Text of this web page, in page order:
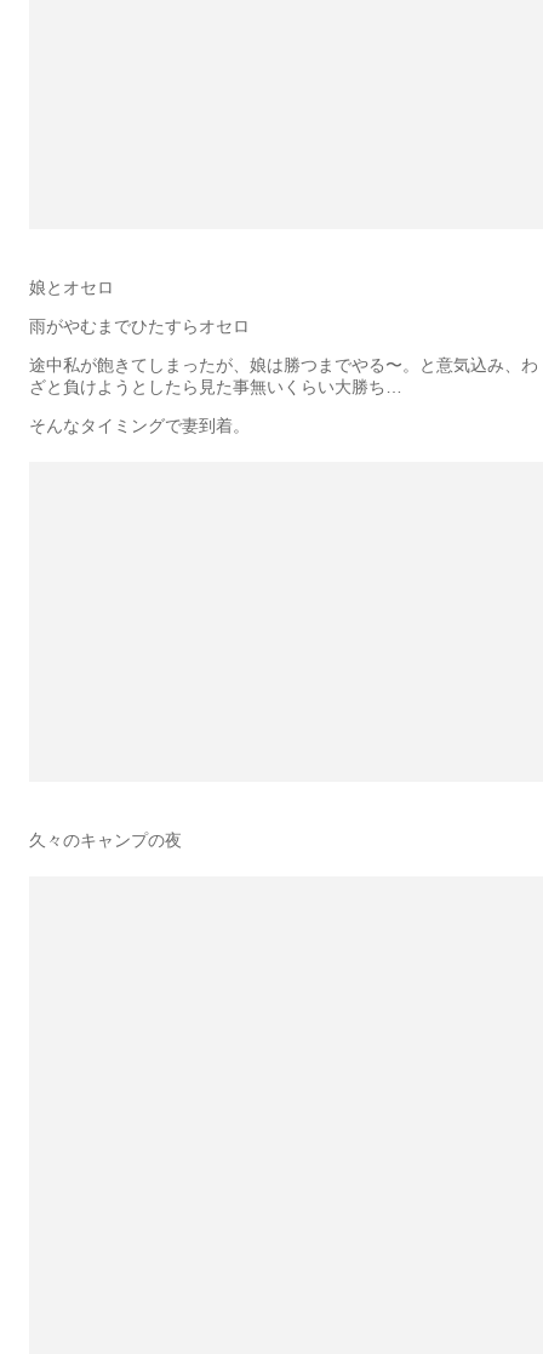
娘とオセロ
雨がやむまでひたすらオセロ
途中私が飽きてしまったが、娘は勝つまでやる〜。と意気込み、わ
ざと負けようとしたら見た事無いくらい大勝ち…
そんなタイミングで妻到着。
久々のキャンプの夜